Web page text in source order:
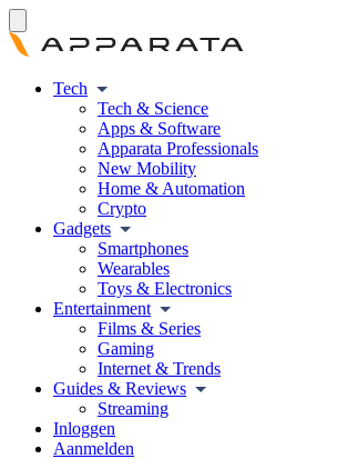
Tech
Tech & Science
Apps & Software
Apparata Professionals
New Mobility
Home & Automation
Crypto
Gadgets
Smartphones
Wearables
Toys & Electronics
Entertainment
Films & Series
Gaming
Internet & Trends
Guides & Reviews
Streaming
Inloggen
Aanmelden